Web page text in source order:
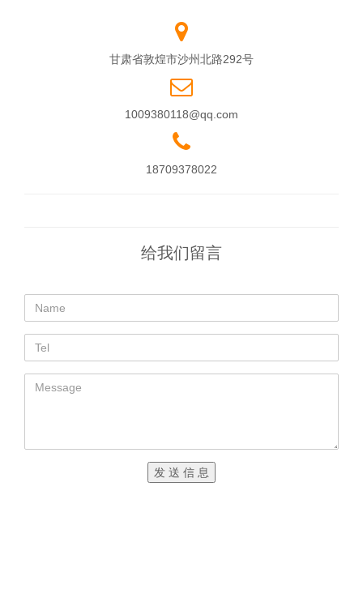
甘肃省敦煌市沙州北路292号
1009380118@qq.com
18709378022
给我们留言
发 送 信 息